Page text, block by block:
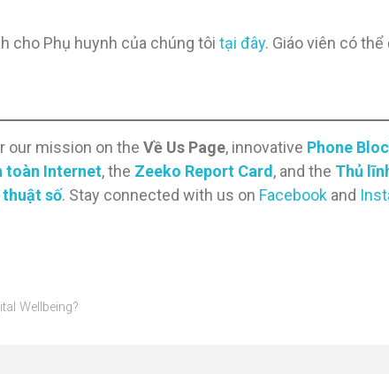
cho Phụ huynh của chúng tôi tại đây. Giáo viên có
our mission on the Về Us Page, innovative Phone
toàn Internet, the Zeeko Report Card , and the Thủ
thuật số. Stay connected with us on Facebook and
Wellbeing?